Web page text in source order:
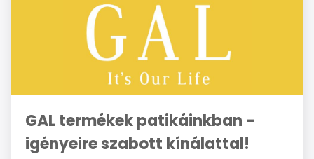
GAL termékek patikáinkban -
igényeire szabott kínálattal!